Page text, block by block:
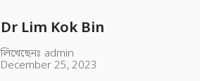
Dr Lim Kok Bin
লিখেছেনঃ admin
December 25, 2023